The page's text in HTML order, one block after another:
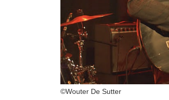
©Wouter De Sutter